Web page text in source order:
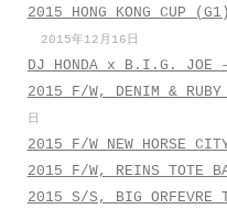
2015 HONG KONG CUP
2015年12月16日
DJ HONDA x B.I.G. JOE –
2015 F/W, DENIM & RUBY
日
2015 F/W NEW HORSE
2015 F/W, REINS TOTE
2015 S/S, BIG ORFEVRE